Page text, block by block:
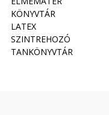
KÖNYVTÁR
LATEX
SZINTREHOZÓ
TANKÖNYVTÁR